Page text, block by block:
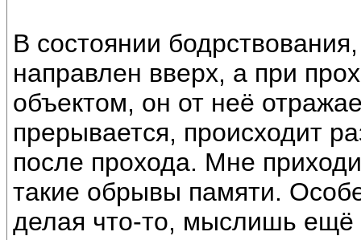
В состоянии
направлен вверх, а при
объектом, он от неё
прерывается, происходит
после прохода. Мне
такие обрывы памяти.
делая что-то, мыслишь ещё